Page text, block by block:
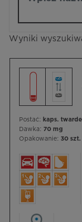
Wyniki
Postać: kaps. twarde
Dawka: 70 mg
Opakowanie: 30 szt.